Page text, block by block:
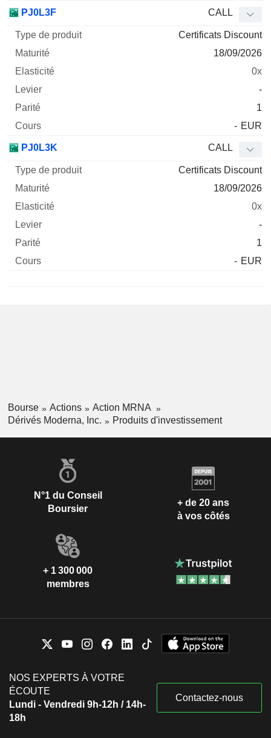
PJ0L3F CALL
Certificats Discount
18/09/2026
0x
-
1
- EUR
PJ0L3K CALL
Certificats Discount
18/09/2026
0x
-
1
- EUR
Bourse Actions
Action MRNA
Dérivés Moderna, Inc.
Produits d'investissement
N°1 du Conseil
Boursier
+ de 20 ans
à vos côtés
+ 1 300 000
membres
NOS EXPERTS À VOTRE
ÉCOUTE
Lundi - Vendredi 9h-12h / 14h-
18h
Contactez-nous